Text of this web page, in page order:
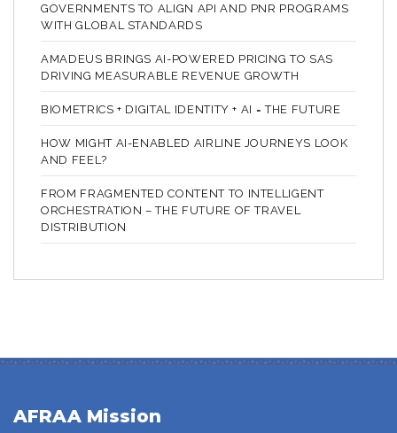
GOVERNMENTS TO ALIGN API AND PNR PROGRAMS
WITH GLOBAL STANDARDS
AMADEUS BRINGS AI-POWERED PRICING TO SAS
DRIVING MEASURABLE REVENUE GROWTH
BIOMETRICS + DIGITAL IDENTITY + AI = THE FUTURE
HOW MIGHT AI-ENABLED AIRLINE JOURNEYS LOOK
AND FEEL?
FROM FRAGMENTED CONTENT TO INTELLIGENT
ORCHESTRATION – THE FUTURE OF TRAVEL
DISTRIBUTION
AFRAA Mission